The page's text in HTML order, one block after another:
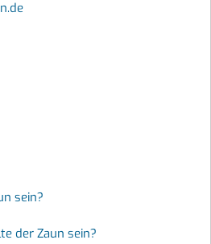
sein?
der Zaun sein?